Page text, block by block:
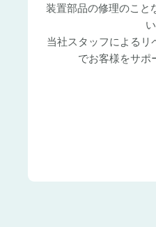
装置部品の修理のこと
い
当社スタッフによる
でお客様をサポ